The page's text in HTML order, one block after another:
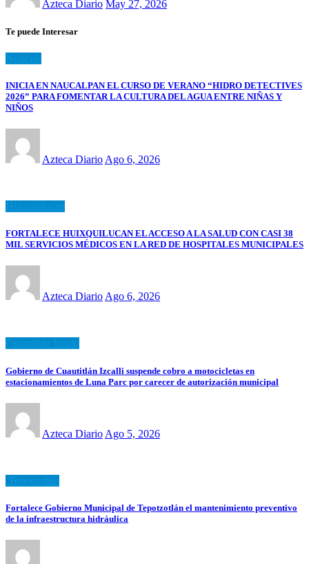
Azteca Diario May 27, 2026
Te puede Interesar
INICIA EN NAUCALPAN EL CURSO DE VERANO “HIDRO DETECTIVES
2026” PARA FOMENTAR LA CULTURA DEL AGUA ENTRE NIÑAS Y
NIÑOS
Azteca Diario Ago 6, 2026
FORTALECE HUIXQUILUCAN EL ACCESO A LA SALUD CON CASI 38
MIL SERVICIOS MÉDICOS EN LA RED DE HOSPITALES MUNICIPALES
Azteca DiarioAgo 6, 2026
Gobierno de Cuautitlán Izcalli suspende cobro a motocicletas en
estacionamientos de Luna Parc por carecer de autorización municipal
Azteca Diario Ago 5, 2026
Fortalece Gobierno Municipal de Tepotzotlán el mantenimiento preventivo
de la infraestructura hidráulica